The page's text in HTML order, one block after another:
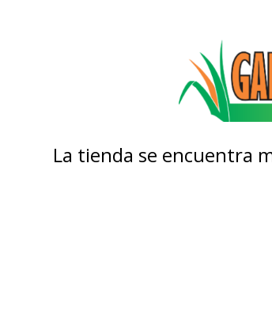
La tienda se encuentra